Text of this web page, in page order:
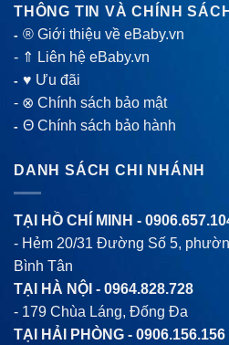
THÔNG TIN VÀ CHÍNH SÁCH
-® Giới thiệu về eBaby.vn
- ⇑ Liên hệ eBaby.vn
-♥ Ưu đãi
- ⊗ Chính sách bảo mật
-Θ Chính sách bảo hành
DANH SÁCH CHI NHÁNH
TẠI HỒ CHÍ MINH -
- Hẻm 20/31 Đường Số 5,
Bình Tân
TẠI HÀ NỘI - 0964.828.728
- 179 Chùa Láng, Đống Đa
TẠI HẢI PHÒNG - 0906.156.156